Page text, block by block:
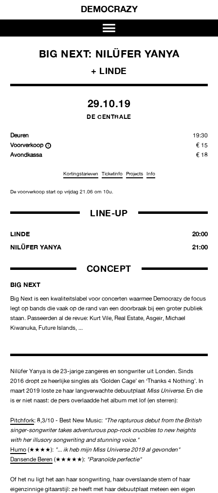
DEMOCRAZY
Nilüfer Yanya is de 23-jarige zangeres en songwriter uit Londen. Sinds
2016 dropt ze heerlijke singles als ‘Golden Cage’ en ‘Thanks 4 Nothing’. In
maart 2019 loste ze haar langverwachte debuutplaat Miss Universe. En die
is er niet naast: de pers overlaadde het album met lof (en sterren):
Pitchfork: 8,3/10 - Best New Music: "The rapturous debut from the British
singer-songwriter takes adventurous pop-rock crucibles to new heights
with her illusory songwriting and stunning voice."
Humo (★★★★): "... ik heb mijn Miss Universe 2019 al gevonden"
Dansende Beren (★★★★★): "Paranoïde perfectie"
Of het nu ligt het aan haar songwriting, haar overslaande stem of haar
eigenzinnige gitaarstijl: ze heeft met haar debuutplaat meteen een eigen
BIG NEXT: NILÜFER YANYA
+ LINDE
29.10.19
DE CENTRALE
Deuren
19:30
Voorverkoop
€ 15
Avondkassa
€ 18
Kortingstarieven Ticketinfo Projects Info
De voorverkoop start op vrijdag 21.06 om 10u.
LINE-UP
LINDE
20:00
NILÜFER YANYA
21:00
CONCEPT
BIG NEXT
Big Next is een kwaliteitslabel voor concerten waarmee Democrazy de focus
legt op bands die vaak op de rand van een doorbraak bij een groter publiek
staan. Passeerden al de revue: Kurt Vile, Real Estate, Asgeir, Michael
Kiwanuka, Future Islands, ...